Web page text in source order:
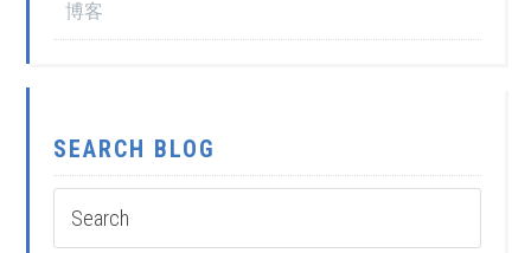
博客
SEARCH BLOG